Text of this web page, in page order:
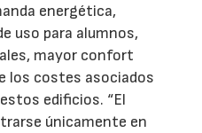
energética,
uso para alumnos,
mayor confort
los costes asociados
edificios. “El
únicamente en